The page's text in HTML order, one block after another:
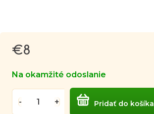
€8
Na okamžité odoslanie
Pridať do košíka